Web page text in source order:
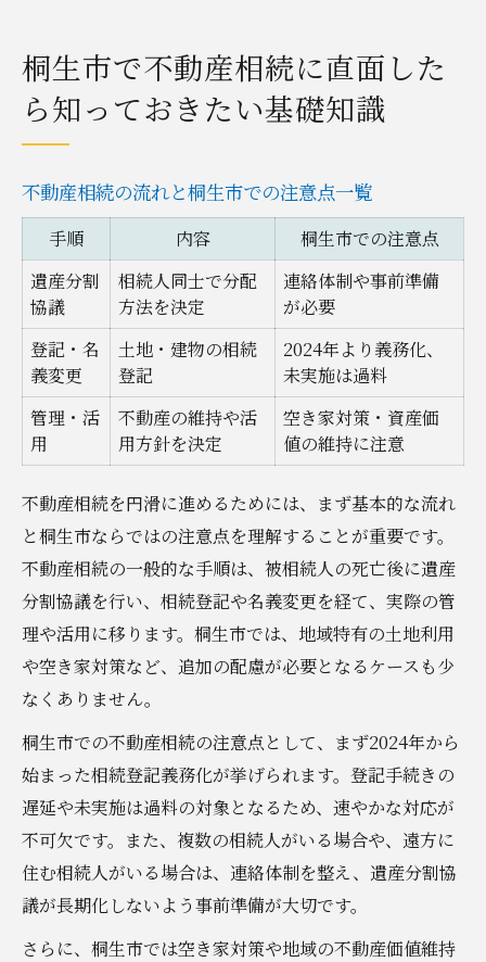
賃貸物件の相続後に気をつけたい管理と運営の
コツ
賃貸物件を円滑に運営する実践法
桐生市の賃貸物件管理に強い専門家活用術
不動産相続後の空室対策と管理の要点
アパートや一戸建て賃貸の収益最大化術
空き家対策として活用したい不動産相続のポイ
ント
空き家発生を防ぐ不動産相続対策早見表
桐生市の空き家を賃貸活用するメリット
相続後に空き家になりやすい物件の特徴
賃貸への転用で空き家問題を解決する方法
不動産相続手続きを円滑に進めるための具体的
な方法
不動産相続手続きの進行フロー一覧
桐生市で書類収集を効率化するコツ
遺産分割協議を円満に進める秘訣
名義変更の注意点とスムーズな進め方
相続登記でよくあるトラブル事例と対策
桐生市の賃貸物件と相続問題を解決する秘訣と
は
賃貸物件相続の課題と解決策比較表
不動産相続で賃貸経営を成功させる方法
桐生市で不動産相続に直面した
ら知っておきたい基礎知識
不動産相続の流れと桐生市での注意点一覧
手順 内容
桐生市での注意点
遺産分割
協議
相続人同士で分配
方法を決定
連絡体制や事前準備
が必要
登記・名
義変更
土地・建物の相続
登記
2024年より義務化、
未実施は過料
管理・活
用
不動産の維持や活
用方針を決定
空き家対策・資産価
値の維持に注意
不動産相続を円滑に進めるためには、まず基本的な流れ
と桐生市ならではの注意点を理解することが重要です。
不動産相続の一般的な手順は、被相続人の死亡後に遺産
分割協議を行い、相続登記や名義変更を経て、実際の管
理や活用に移ります。桐生市では、地域特有の土地利用
や空き家対策など、追加の配慮が必要となるケースも少
なくありません。
桐生市での不動産相続の注意点として、まず2024年から
始まった相続登記義務化が挙げられます。登記手続きの
遅延や未実施は過料の対象となるため、速やかな対応が
不可欠です。また、複数の相続人がいる場合や、遠方に
住む相続人がいる場合は、連絡体制を整え、遺産分割協
議が長期化しないよう事前準備が大切です。
さらに、桐生市では空き家対策や地域の不動産価値維持